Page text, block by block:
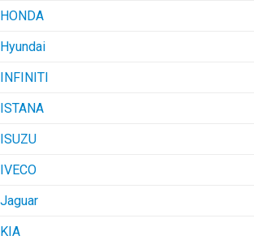
HONDA
Hyundai
INFINITI
ISTANA
ISUZU
IVECO
Jaguar
KIA